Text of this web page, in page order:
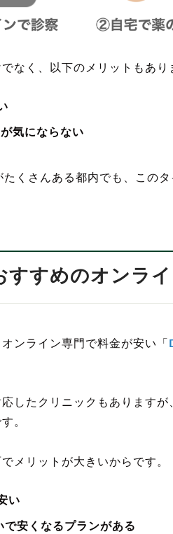
なく、以下のメリットもあり
気にならない
くさんある都内でも、この
すすめのオンラ
ンライン専門で料金が安い「
したクリニックもありますが
。
メリットが大きいからです。
い
安くなるプランがある